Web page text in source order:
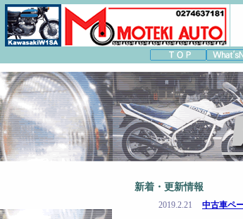
新着・更新情報
2019.2.21 中古車ペ